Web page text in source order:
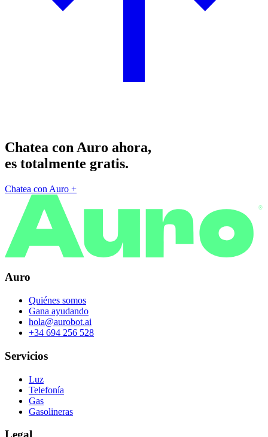
Chatea con Auro ahora,
es totalmente gratis.
Chatea con Auro +
®
Auro
Quiénes somos
Gana ayudando
hola@aurobot.ai
+34 694 256 528
Servicios
Luz
Telefonía
Gas
Gasolineras
Legal